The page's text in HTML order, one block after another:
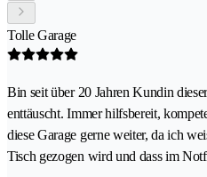
Tolle Garage
Bin seit über 20 Jahren Kundin
enttäuscht. Immer hilfsbereit,
diese Garage gerne weiter, da ich
Tisch gezogen wird und dass im